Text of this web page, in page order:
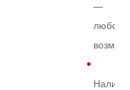
—
любой